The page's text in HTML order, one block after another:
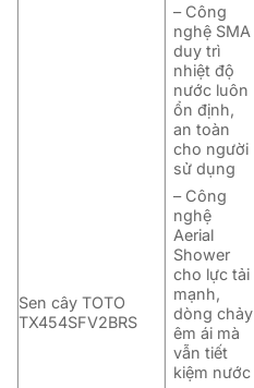
Sen cây TOTO
TX454SFV2BRS
– Công
nghệ SMA
duy trì
nhiệt độ
nước luôn
ổn định,
an toàn
cho người
sử dụng
– Công
nghệ
Aerial
Shower
cho lực tải
mạnh,
dòng chảy
êm ái mà
vẫn tiết
kiệm nước